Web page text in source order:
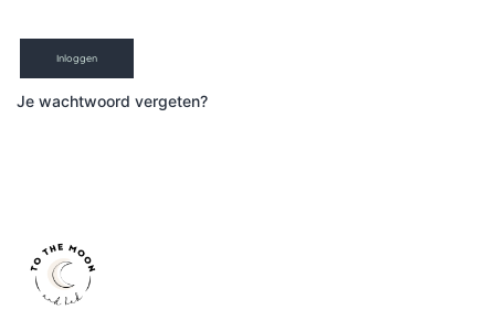
Inloggen
Je wachtwoord vergeten?